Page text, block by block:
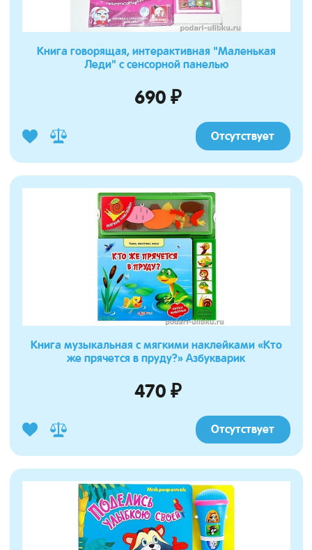
Книга говорящая, интерактивная "Маленькая
Леди" с сенсорной панелью
690 ₽
Отсутствует
Книга музыкальная с мягкими наклейками «Кто
же прячется в пруду?» Азбукварик
470 ₽
Отсутствует